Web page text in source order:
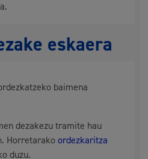
eskaera
baimena
dezakezu tramite hau
Horretarakoordezkaritza
duzu.